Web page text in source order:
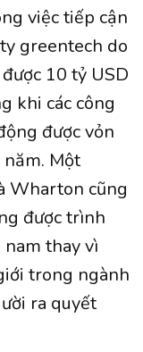
việc tiếp cận
greentech do
10 tỷ USD
khi các công
được vỏn
Một
Wharton cũng
được trình
thay vì
trong ngành
ra quyết